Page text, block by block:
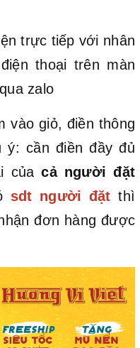
trực tiếp với nhân
thoại trên màn
zalo
vào giỏ, điền thông
ý: cần điền đầy đủ
củacả người đặt
sdt người đặt thì
đơn hàng được